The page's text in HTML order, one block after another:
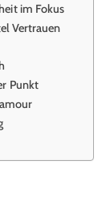
im Fokus
Vertrauen
Punkt